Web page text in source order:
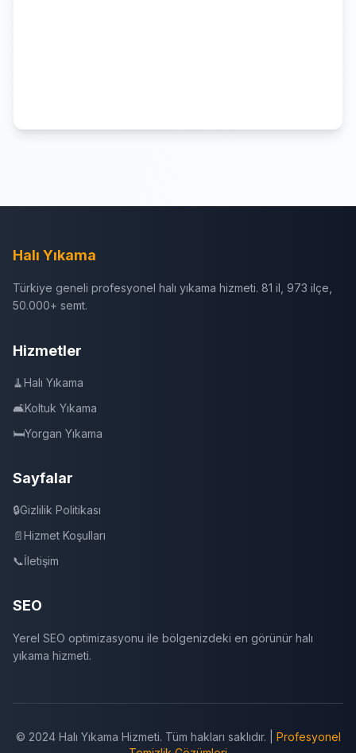
Halı Yıkama
Türkiye geneli profesyonel halı yıkama hizmeti. 81 il, 973 ilçe,
50.000+ semt.
Hizmetler
🧹Halı Yıkama
🛋️Koltuk Yıkama
🛏️Yorgan Yıkama
Sayfalar
🔒Gizlilik Politikası
📄Hizmet Koşulları
📞İletişim
SEO
Yerel SEO optimizasyonu ile bölgenizdeki en görünür halı
yıkama hizmeti.
© 2024 Halı Yıkama Hizmeti. Tüm hakları saklıdır. | Profesyonel